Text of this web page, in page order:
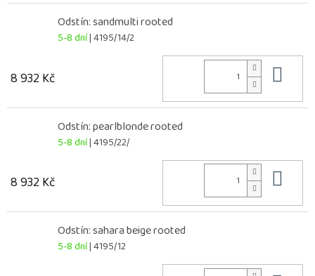
Odstín: sandmulti rooted
5-8 dní| 4195/14/2
8 932 Kč
Odstín: pearlblonde rooted
5-8 dní| 4195/22/
8 932 Kč
Odstín: sahara beige rooted
5-8 dní| 4195/12